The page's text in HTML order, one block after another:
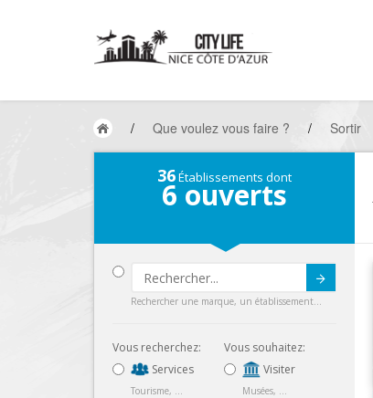
/ Que voulez vous faire ? / Sortir
36Établissements dont
6 ouverts
Rechercher une marque, un établissement...
Vous recherchez:
Services
Tourisme, ...
Vous souhaitez:
Visiter
Musées, ...